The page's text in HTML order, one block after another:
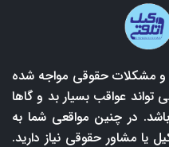
و مشکلات حقوقی مواجه شده
تواند عواقب بسیار بد و گاها
در چنین مواقعی شما به
مشاور حقوقی نیاز دارید.